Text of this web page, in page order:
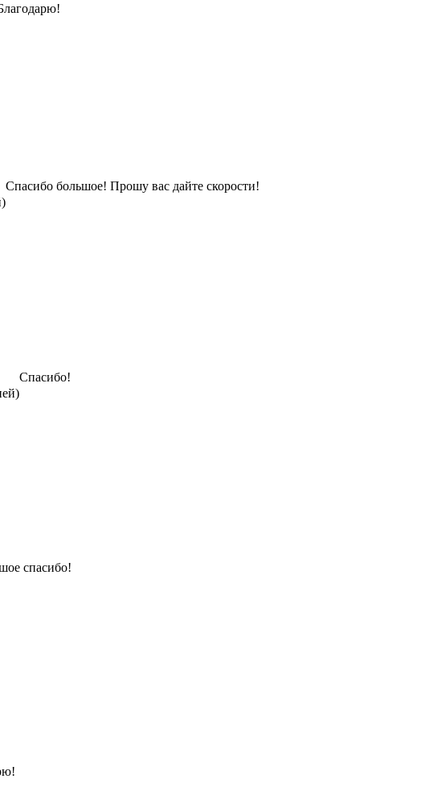
Спасибо большое! Прошу вас дайте скорости!
Спасибо!
спасибо!